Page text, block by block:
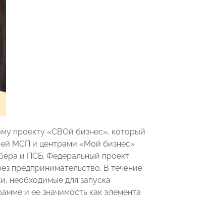
проекту «СВОй бизнес», который
МСП и центрами «Мой бизнес»
и ПСБ. Федеральный проект
предпринимательство. В течение
необходимые для запуска
и ее значимость как элемента